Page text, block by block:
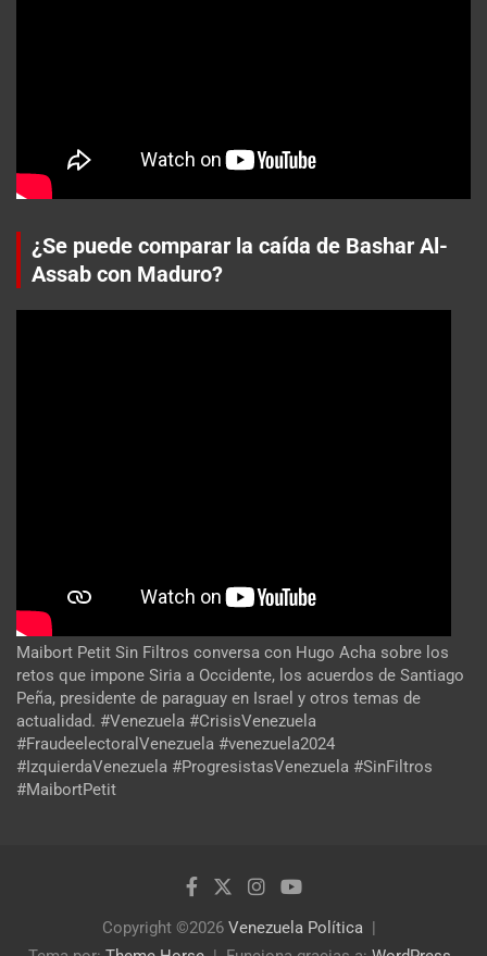
¿Se puede comparar la caída de Bashar Al-
Assab con Maduro?
Maibort Petit Sin Filtros conversa con Hugo Acha sobre los
retos que impone Siria a Occidente, los acuerdos de Santiago
Peña, presidente de paraguay en Israel y otros temas de
actualidad. #Venezuela #CrisisVenezuela
#FraudeelectoralVenezuela #venezuela2024
#IzquierdaVenezuela #ProgresistasVenezuela #SinFiltros
#MaibortPetit
Copyright ©2026 Venezuela Política